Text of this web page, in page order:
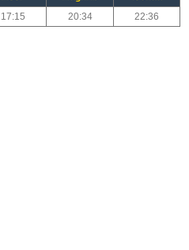
17:15 20:34 22:36